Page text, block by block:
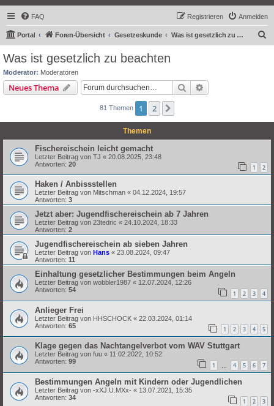
FAQ Anmelden
Registrieren
Portal Foren-Übersicht Gesetzeskunde Was ist gesetzlich zu beachten
Was ist gesetzlich zu beachten
Moderator: Moderatoren
Neues Thema Suche
81 Themen 1 2
Themen
Fischereischein leicht gemacht
Letzter Beitrag von TJ « 20.08.2025, 23:48
Antworten: 20 1 2
Haken / Anbissstellen
Letzter Beitrag von Mitschman « 04.12.2024, 19:57
Antworten: 3
Jetzt aber: Jugendfischereischein ab 7 Jahren
Letzter Beitrag von 23tedric « 24.10.2024, 18:33
Antworten: 2
Jugendfischereischein ab sieben Jahren
Letzter Beitrag von Hans « 23.08.2024, 09:47
Antworten: 11
Einhaltung gesetzlicher Bestimmungen beim Angeln
Letzter Beitrag von wobbler1987 « 12.07.2024, 12:26
Antworten: 54 1 2 3 4
Anlieger Frei
Letzter Beitrag von HHSCHOCK « 22.03.2024, 01:14
Antworten: 65 1 2 3 4 5
Klage gegen das Nachtangelverbot vom WAV Stuttgart
Letzter Beitrag von fuu « 11.02.2022, 10:52
Antworten: 99 1 4 5 6 7
Bestimmungen Angeln mit Kindern oder Jugendlichen
Letzter Beitrag von -xXJ.U.MXx- « 13.07.2021, 15:35
Antworten: 34 1 2 3